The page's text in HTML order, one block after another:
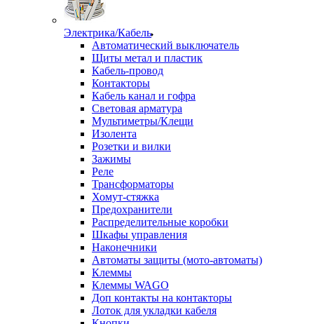
Электрика/Кабель
Автоматический выключатель
Щиты метал и пластик
Кабель-провод
Контакторы
Кабель канал и гофра
Световая арматура
Мультиметры/Клещи
Изолента
Розетки и вилки
Зажимы
Реле
Трансформаторы
Хомут-стяжка
Предохранители
Распределительные коробки
Шкафы управления
Наконечники
Автоматы защиты (мото-автоматы)
Клеммы
Клеммы WAGO
Доп контакты на контакторы
Лоток для укладки кабеля